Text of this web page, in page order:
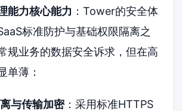
能力核心能力 ：Tower的安全体
标准防护与基础权限隔离之
规业务的数据安全诉求，但在高
单薄：
与传输加密：采用标准HTTPS